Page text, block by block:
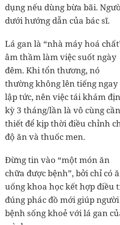
dụng nếu dùng bừa bãi.
dưới hướng dẫn của bác sĩ.
Lá gan là “nhà máy hoá
âm thầm làm việc suốt ngày
đêm. Khi tổn thương, nó
thườngkhông lên tiếng ngay
lập tức, nên việctái khám
kỳ 3 tháng/lầnlà vô cùng cần
thiết để kịp thời điều chỉnh
độ ăn và thuốc men.
Đừng tin vào “một món ăn
chữa được bệnh”, bởichỉ có
uống khoa học kết hợp điều
đúng phác đồ mới giúp người
bệnh sống khoẻ với lá gan